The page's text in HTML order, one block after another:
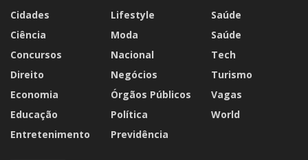
Cidades
Ciência
Concursos
Direito
Economia
Educação
Entretenimento
Lifestyle
Moda
Nacional
Negócios
Órgãos Públicos
Política
Previdência
Saúde
Saúde
Tech
Turismo
Vagas
World